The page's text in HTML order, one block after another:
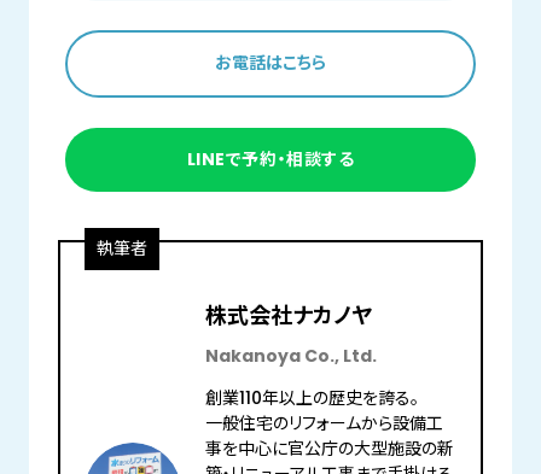
お電話はこちら
LINEで予約・相談する
執筆者
株式会社ナカノヤ
Nakanoya Co., Ltd.
創業110年以上の歴史を誇る。
一般住宅のリフォームから設備工
事を中心に官公庁の大型施設の新